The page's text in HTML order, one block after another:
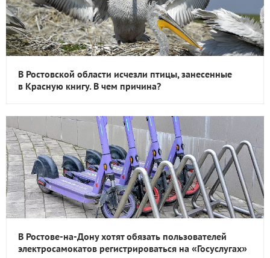
В Ростовской области исчезли птицы, занесенные
в Красную книгу. В чем причина?
В Ростове-на-Дону хотят обязать пользователей
электросамокатов регистрироваться на «Госуслугах»